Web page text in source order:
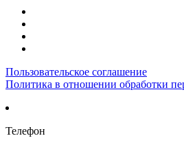
Пользовательское соглашение
Политика в отношении обработки
Телефон